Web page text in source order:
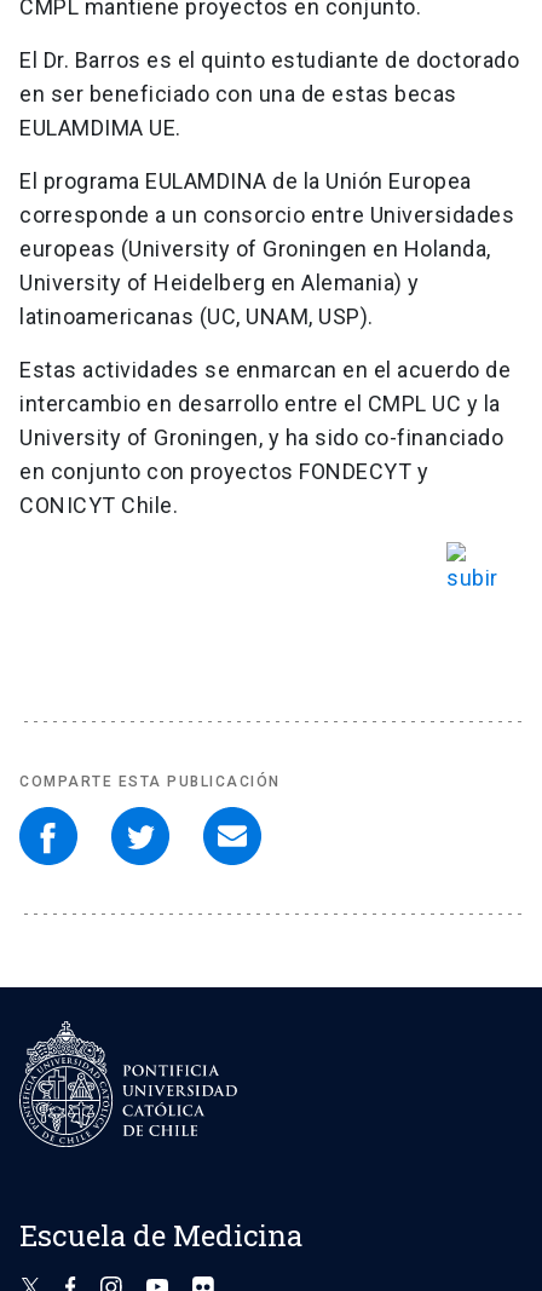
CMPL mantiene proyectos en conjunto.
El Dr. Barros es el quinto estudiante de doctorado
en ser beneficiado con una de estas becas
EULAMDIMA UE.
El programa EULAMDINA de la Unión Europea
corresponde a un consorcio entre Universidades
europeas (University of Groningen en Holanda,
University of Heidelberg en Alemania) y
latinoamericanas (UC, UNAM, USP).
Estas actividades se enmarcan en el acuerdo de
intercambio en desarrollo entre el CMPL UC y la
University of Groningen, y ha sido co-financiado
en conjunto con proyectos FONDECYT y
CONICYT Chile.
COMPARTE ESTA PUBLICACIÓN
Escuela de Medicina